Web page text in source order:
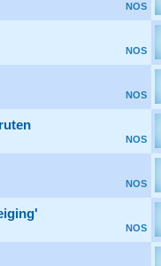
NOS
NOS
NOS
NOS
NOS
NOS